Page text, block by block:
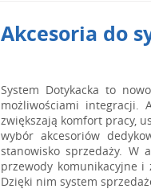
Akcesoria do
System Dotykacka to
możliwościami integracji.
zwiększają komfort pracy,
wybór akcesoriów
stanowisko sprzedaży. W
przewody komunikacyjne i
Dzięki nim system